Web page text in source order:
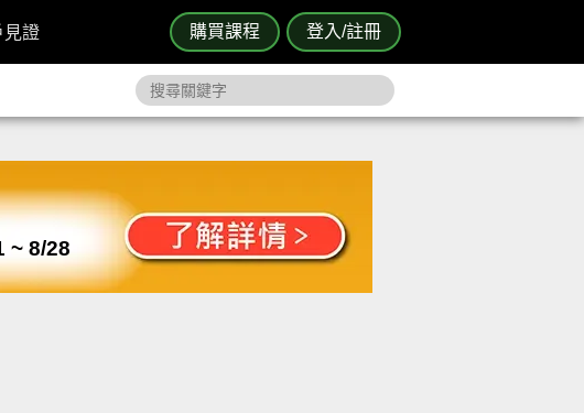
購買課程 登入/註冊
見證
~ 8/28